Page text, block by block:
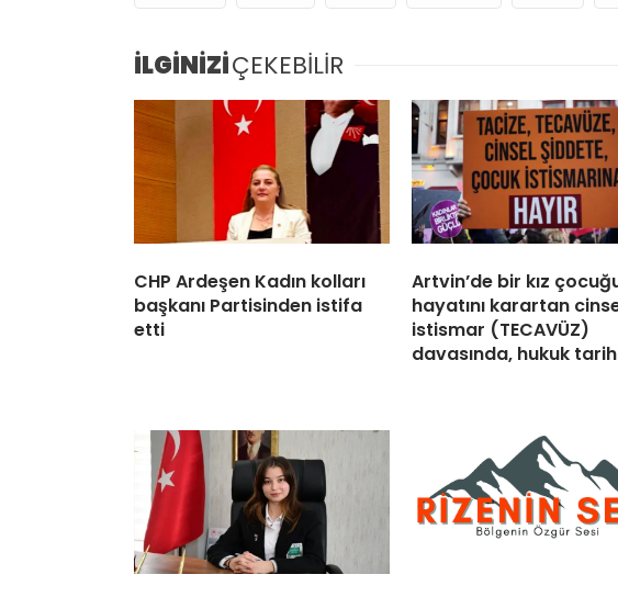
İLGİNİZİÇEKEBİLİR
CHP Ardeşen Kadın kolları
başkanı Partisinden istifa
etti
Artvin’de bir kız
hayatını karartan
istismar (TECAVÜZ)
davasında, hukuk